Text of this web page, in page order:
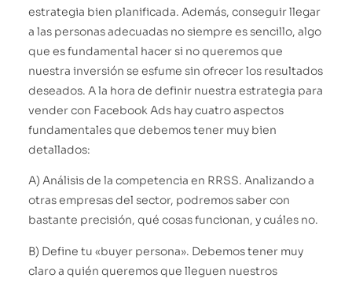
estrategia bien planificada. Además, conseguir llegar
a las personas adecuadas no siempre es sencillo, algo
que es fundamental hacer si no queremos que
nuestra inversión se esfume sin ofrecer los resultados
deseados. A la hora de definir nuestra estrategia para
vender con Facebook Ads hay cuatro aspectos
fundamentales que debemos tener muy bien
detallados:
A) Análisis de la competencia en RRSS. Analizando a
otras empresas del sector, podremos saber con
bastante precisión, qué cosas funcionan, y cuáles no.
B) Define tu «buyer persona». Debemos tener muy
claro a quién queremos que lleguen nuestros